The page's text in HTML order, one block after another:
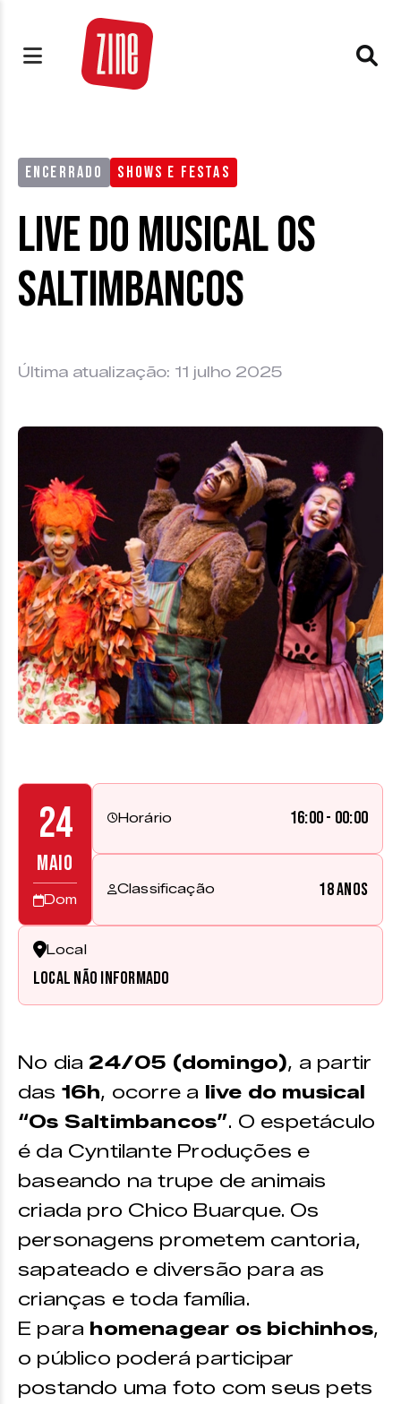
ENCERRADO SHOWS E FESTAS
Live do musical Os
Saltimbancos
Última atualização: 11 julho 2025
24
MAIO
Dom
Horário 16:00 - 00:00
Classificação 18 anos
Local
Local não informado
No dia 24/05 (domingo), a partir
das 16h, ocorre a live do musical
“Os Saltimbancos”. O espetáculo
é da Cyntilante Produções e
baseando na trupe de animais
criada pro Chico Buarque. Os
personagens prometem cantoria,
sapateado e diversão para as
crianças e toda família.
E para homenagear os bichinhos,
o público poderá participar
postando uma foto com seus pets